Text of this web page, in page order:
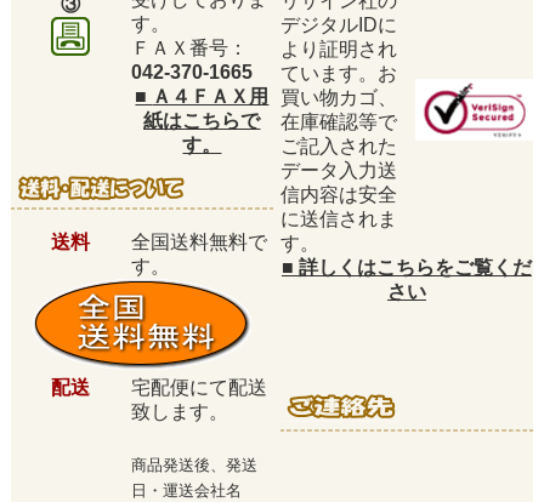
③
す。
ＦＡＸ番号：
042-370-1665
デジタルIDに
より証明され
ています。お
買い物カゴ、
在庫確認等で
ご記入された
データ入力送
信内容は安全
に送信されま
す。
■ 詳しくはこちらをご覧くだ
さい
■ Ａ４ＦＡＸ用
紙はこちらで
す。
送料
全国送料無料で
す。
配送
宅配便にて配送
致します。
商品発送後、発送
日・運送会社名